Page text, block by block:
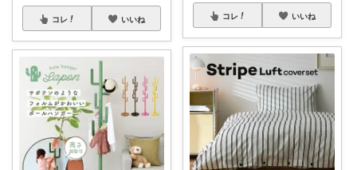
コレ いいね コレ いいね